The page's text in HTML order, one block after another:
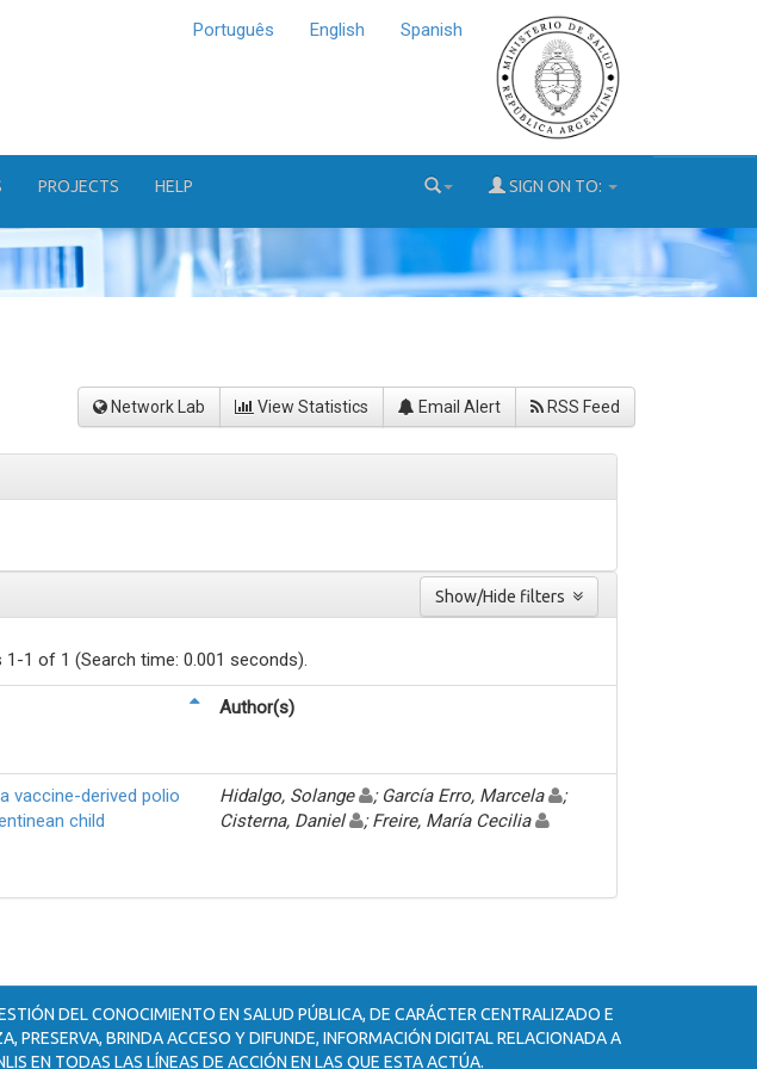
Português English Spanish
PROJECTS HELP SIGN ON TO:
Network Lab View Statistics Email Alert RSS Feed
1-1 of 1 (Search time: 0.001 seconds).
Author(s)
vaccine-derived polio
child
Hidalgo, Solange ; García Erro, Marcela
;
Cisterna, Daniel
; Freire, María Cecilia
DEL CONOCIMIENTO EN SALUD PÚBLICA, DE CARÁCTER CENTRALIZADO E
PRESERVA, BRINDA ACCESO Y DIFUNDE, INFORMACIÓN DIGITAL RELACIONADA A
EN TODAS LAS LÍNEAS DE ACCIÓN EN LAS QUE ESTA ACTÚA.